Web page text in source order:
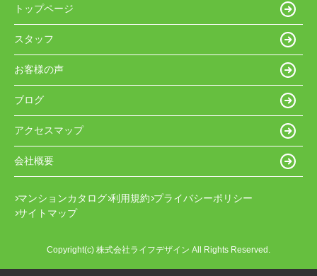
トップページ
スタッフ
お客様の声
ブログ
アクセスマップ
会社概要
マンションカタログ 利用規約 プライバシーポリシー
サイトマップ
Copyright(c) 株式会社ライフデザイン All Rights Reserved.